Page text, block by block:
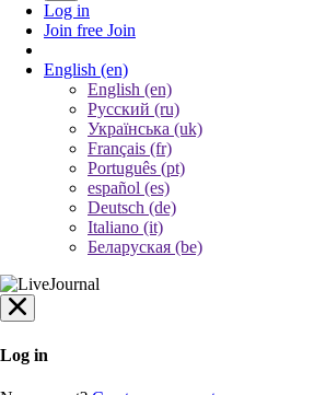
Log in
Join free Join
English (en)
English (en)
Русский (ru)
Українська (uk)
Français (fr)
Português (pt)
español (es)
Deutsch (de)
Italiano (it)
Беларуская (be)
Log in